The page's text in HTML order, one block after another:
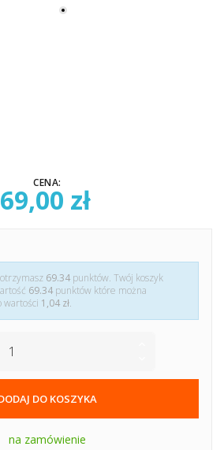
CENA:
69,00 zł
69.34 punktów. Twój koszyk
69.34 punktów które można
wartości 1,04 zł.
DO KOSZYKA
na zamówienie